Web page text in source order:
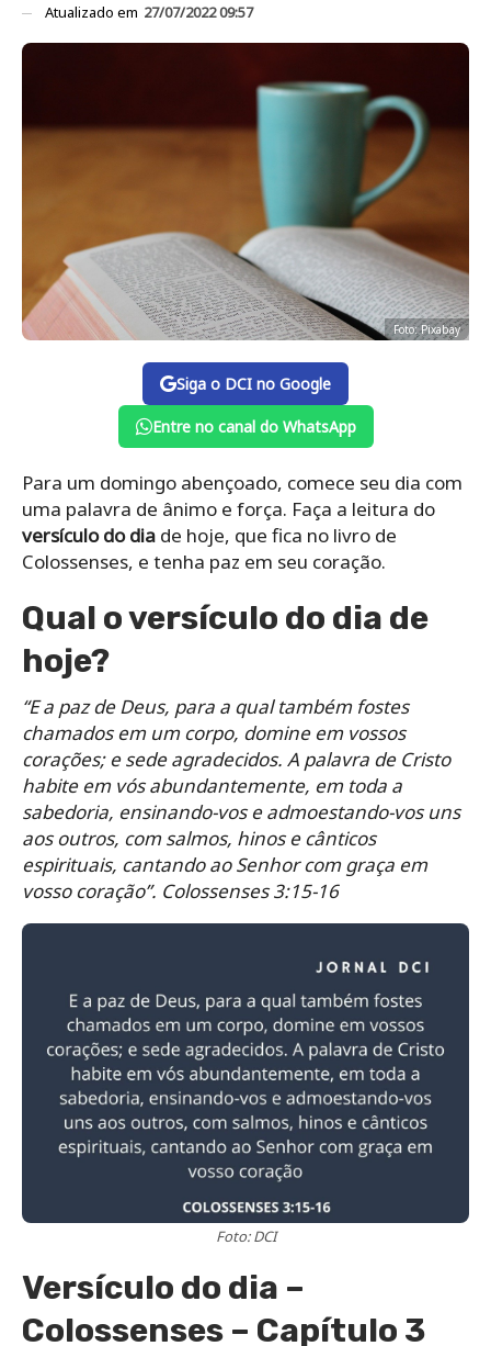
Atualizado em 27/07/2022 09:57
Foto: Pixabay
Siga o DCI no Google
Entre no canal do WhatsApp
Para um domingo abençoado, comece seu dia com
uma palavra de ânimo e força. Faça a leitura do
versículo do dia de hoje, que fica no livro de
Colossenses, e tenha paz em seu coração.
Qual o versículo do dia de
hoje?
“E a paz de Deus, para a qual também fostes
chamados em um corpo, domine em vossos
corações; e sede agradecidos. A palavra de Cristo
habite em vós abundantemente, em toda a
sabedoria, ensinando-vos e admoestando-vos uns
aos outros, com salmos, hinos e cânticos
espirituais, cantando ao Senhor com graça em
vosso coração”. Colossenses 3:15-16
Foto: DCI
Versículo do dia –
Colossenses – Capítulo 3